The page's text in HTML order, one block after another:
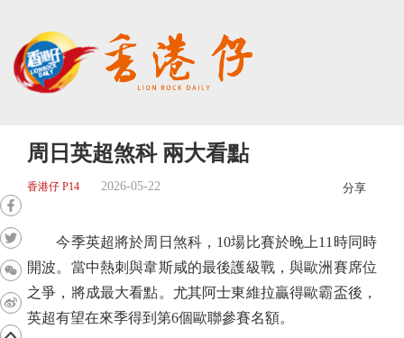
周日英超煞科 兩大看點
香港仔 P14 2026-05-22 分享
今季英超將於周日煞科，10場比賽於晚上11時同時
開波。當中熱刺與韋斯咸的最後護級戰，與歐洲賽席位
之爭，將成最大看點。尤其阿士東維拉贏得歐霸盃後，
英超有望在來季得到第6個歐聯參賽名額。